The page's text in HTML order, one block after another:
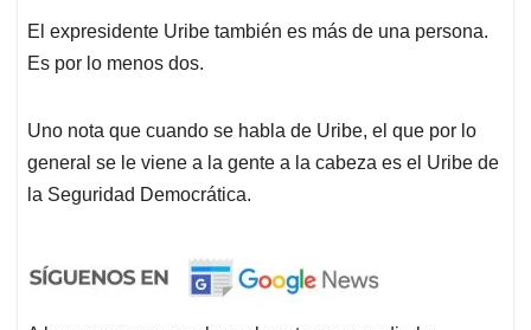
El expresidente Uribe también es más de una persona.
Es por lo menos dos.
Uno nota que cuando se habla de Uribe, el que por lo
general se le viene a la gente a la cabeza es el Uribe de
la Seguridad Democrática.